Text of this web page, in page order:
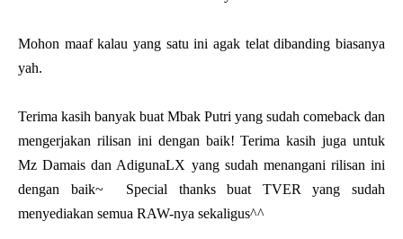
Mohon maaf kalau yang satu ini agak telat dibanding biasanya
yah.
Terima kasih banyak buat Mbak Putri yang sudah comeback dan
mengerjakan rilisan ini dengan baik! Terima kasih juga untuk
Mz Damais dan AdigunaLX yang sudah menangani rilisan ini
dengan baik~ Special thanks buat TVER yang sudah
menyediakan semua RAW-nya sekaligus^^